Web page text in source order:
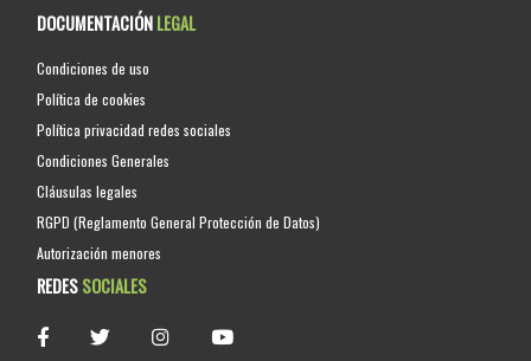
DOCUMENTACIÓNLEGAL
Condiciones de uso
Política de cookies
Política privacidad redes sociales
Condiciones Generales
Cláusulas legales
RGPD (Reglamento General Protección de Datos)
Autorización menores
REDESSOCIALES